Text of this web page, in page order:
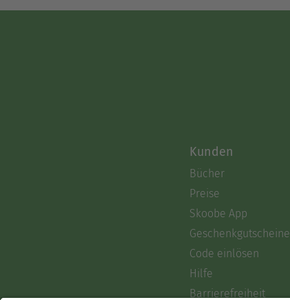
Kunden
Bücher
Preise
Skoobe App
Geschenkgutscheine
Code einlösen
Hilfe
Barrierefreiheit